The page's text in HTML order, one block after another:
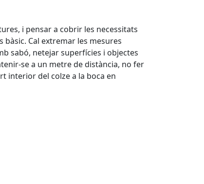
i pensar a cobrir les necessitats
bàsic. Cal extremar les mesures
sabó, netejar superfícies i objectes
se a un metre de distància, no fer
interior del colze a la boca en